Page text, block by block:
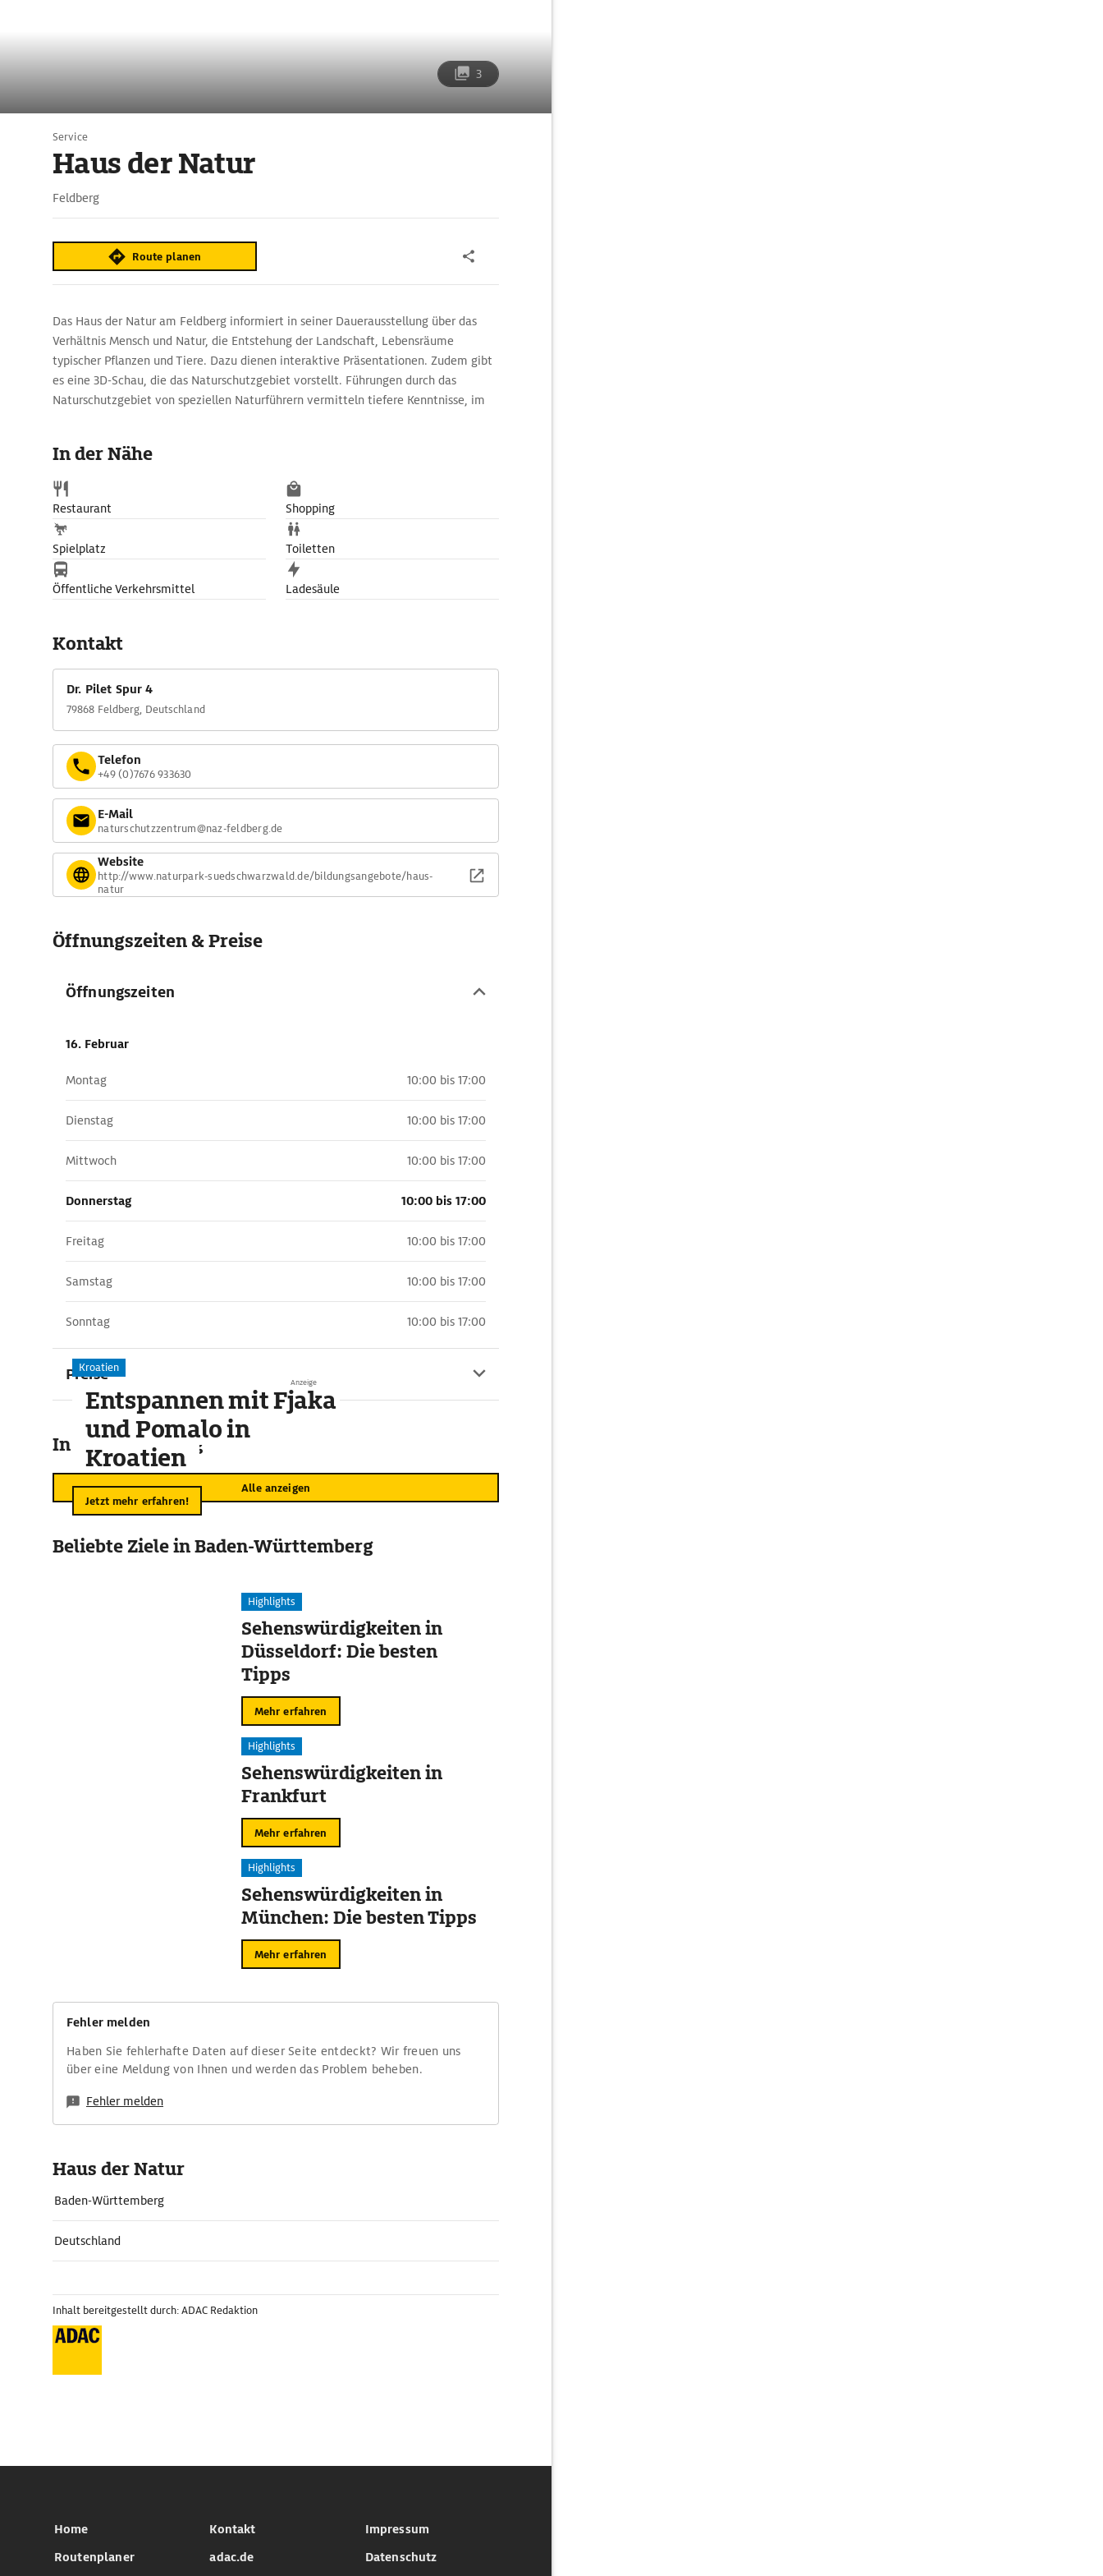
3
Service
Haus der Natur
Feldberg
Route planen
Das Haus der Natur am Feldberg informiert in seiner Dauerausstellung über das
Verhältnis Mensch und Natur, die Entstehung der Landschaft, Lebensräume
typischer Pflanzen und Tiere. Dazu dienen interaktive Präsentationen. Zudem gibt
es eine 3D-Schau, die das Naturschutzgebiet vorstellt. Führungen durch das
Naturschutzgebiet von speziellen Naturführern vermitteln tiefere Kenntnisse, im
In der Nähe
Restaurant Shopping
Spielplatz Toiletten
Öffentliche Verkehrsmittel Ladesäule
Kontakt
Dr. Pilet Spur 4
79868 Feldberg, Deutschland
Telefon
+49 (0)7676 933630
E-Mail
naturschutzzentrum@naz-feldberg.de
Website
http://www.naturpark-suedschwarzwald.de/bildungsangebote/haus-
natur
Öffnungszeiten & Preise
Öffnungszeiten
16. Februar
Montag 10:00 bis 17:00
Dienstag 10:00 bis 17:00
Mittwoch 10:00 bis 17:00
Donnerstag 10:00 bis 17:00
Freitag 10:00 bis 17:00
Samstag 10:00 bis 17:00
Sonntag 10:00 bis 17:00
Preise
In der Umgebung
Alle anzeigen
Anzeige
Kroatien
Entspannen mit Fjaka
und Pomalo in
Kroatien
Jetzt mehr erfahren!
Beliebte Ziele in Baden-Württemberg
Highlights
Sehenswürdigkeiten in
Düsseldorf: Die besten
Tipps
Mehr erfahren
Highlights
Sehenswürdigkeiten in
Frankfurt
Mehr erfahren
Highlights
Sehenswürdigkeiten in
München: Die besten Tipps
Mehr erfahren
Fehler melden
Haben Sie fehlerhafte Daten auf dieser Seite entdeckt? Wir freuen uns
über eine Meldung von Ihnen und werden das Problem beheben.
Fehler melden
Haus der Natur
Baden-Württemberg
Deutschland
Inhalt bereitgestellt durch: ADAC Redaktion
Home
Routenplaner
Kontakt
adac.de
Impressum
Datenschutz